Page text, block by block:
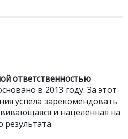
ответственностью
в 2013 году. За этот
успела зарекомендовать
и нацеленная на